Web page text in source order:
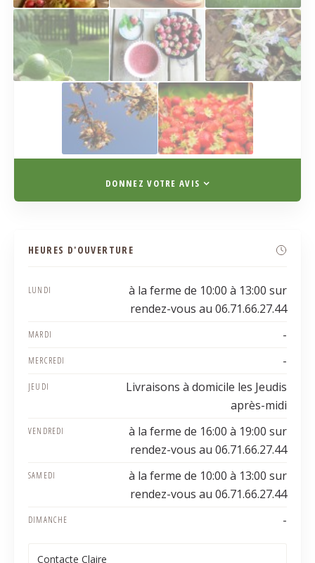
DONNEZ VOTRE AVIS
HEURES D'OUVERTURE
LUNDI
à la ferme de 10:00 à 13:00 sur
rendez-vous au 06.71.66.27.44
MARDI -
MERCREDI -
JEUDI
Livraisons à domicile les Jeudis
après-midi
VENDREDI
à la ferme de 16:00 à 19:00 sur
rendez-vous au 06.71.66.27.44
SAMEDI
à la ferme de 10:00 à 13:00 sur
rendez-vous au 06.71.66.27.44
DIMANCHE -
Contacte Claire